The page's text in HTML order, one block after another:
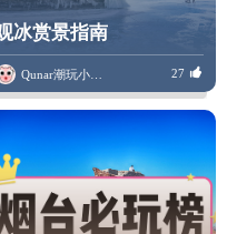
冰赏景指南
27